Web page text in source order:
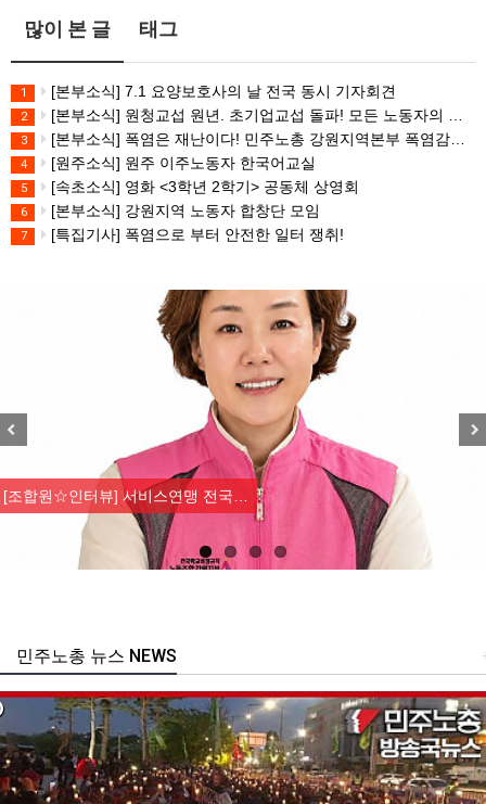
많이 본 글 태그
1 [본부소식] 7.1 요양보호사의 날 전국 동시 기자회견
2 [본부소식] 원청교섭 원년. 초기업교섭 돌파! 모든 노동자의 노동기본권 쟁취! 민주노총 7.15 총파업대회
3 [본부소식] 폭염은 재난이다! 민주노총 강원지역본부 폭염감시단 선포 기자회견
4 [원주소식] 원주 이주노동자 한국어교실
5 [속초소식] 영화 <3학년 2학기> 공동체 상영회
6 [본부소식] 강원지역 노동자 합창단 모임
7 [특집기사] 폭염으로 부터 안전한 일터 쟁취!
[조합원☆인터뷰] 서비스연맹 전국…
주노총 뉴스 NEWS